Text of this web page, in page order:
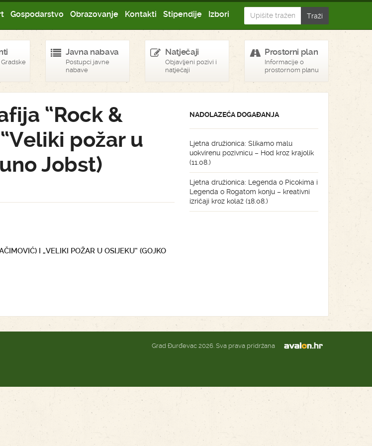
Gospodarstvo Obrazovanje Kontakti Stipendije Izbori
Javna nabava
Postupci javne
nabave
Natječaji
Objavljeni pozivi i
natječaji
Prostorni plan
Informacije o
prostornom planu
“Rock &
požar u
Jobst)
I „VELIKI POŽAR U OSIJEKU“ (GOJKO
NADOLAZEĆA DOGAĐANJA
Ljetna družionica: Slikamo malu
uokvirenu pozivnicu – Hod kroz krajolik
(11.08.)
Ljetna družionica: Legenda o Picokima i
Legenda o Rogatom konju – kreativni
izričaji kroz kolaž (18.08.)
Grad Đurđevac 2026. Sva prava pridržana